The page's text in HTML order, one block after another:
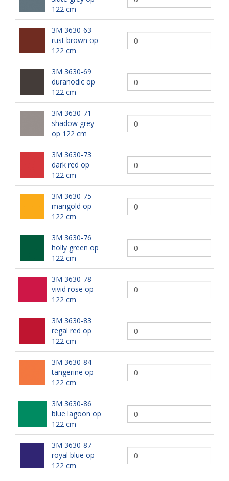
122 cm
3M 3630-63
rust brown op
122 cm
3M 3630-69
duranodic op
122 cm
3M 3630-71
shadow grey
op 122 cm
3M 3630-73
dark red op
122 cm
3M 3630-75
marigold op
122 cm
3M 3630-76
holly green op
122 cm
3M 3630-78
vivid rose op
122 cm
3M 3630-83
regal red op
122 cm
3M 3630-84
tangerine op
122 cm
3M 3630-86
blue lagoon op
122 cm
3M 3630-87
royal blue op
122 cm